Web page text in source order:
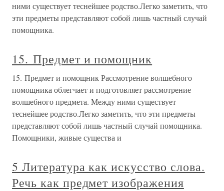
ними существует теснейшее родство.Легко заметить, что
эти предметы представляют собой лишь частный случай
помощника.
15. Предмет и помощник
15. Предмет и помощник Рассмотрение волшебного
помощника облегчает и подготовляет рассмотрение
волшебного предмета. Между ними существует
теснейшее родство.Легко заметить, что эти предметы
представляют собой лишь частный случай помощника.
Помощники, живые существа и
5 Литература как искусство слова.
Речь как предмет изображения